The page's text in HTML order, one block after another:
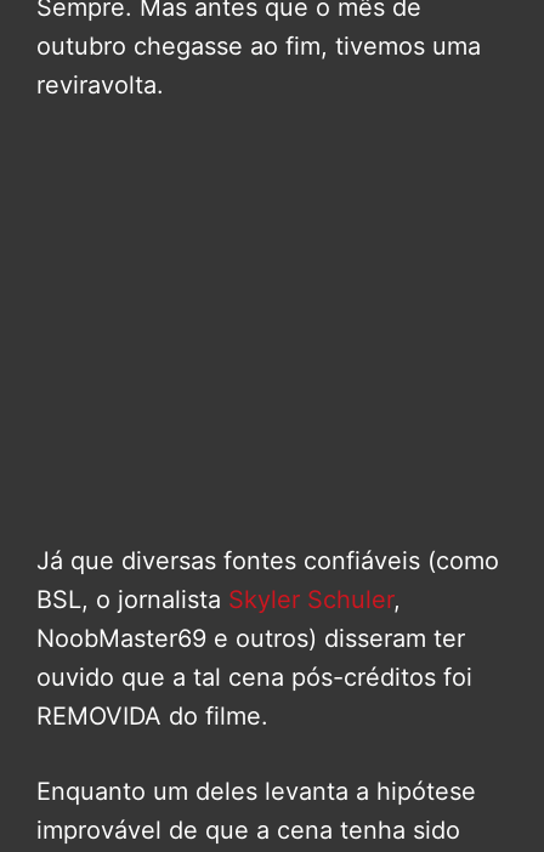
Sempre. Mas antes que o mês de
outubro chegasse ao fim, tivemos uma
reviravolta.
Já que diversas fontes confiáveis (como
BSL, o jornalista Skyler Schuler,
NoobMaster69 e outros) disseram ter
ouvido que a tal cena pós-créditos foi
REMOVIDA do filme.
Enquanto um deles levanta a hipótese
improvável de que a cena tenha sido